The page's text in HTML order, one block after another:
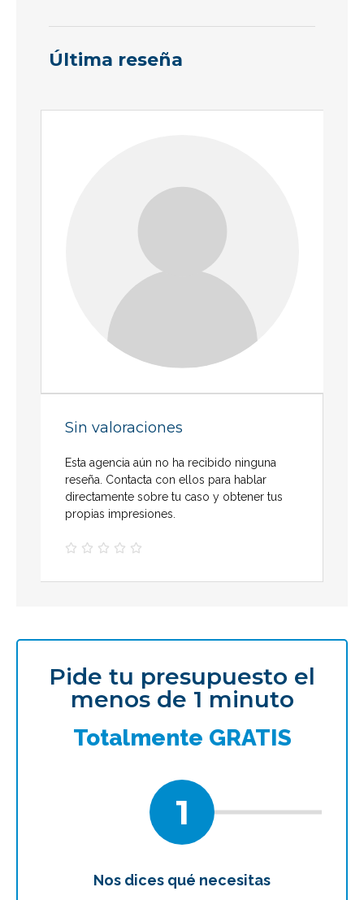
Última reseña
Sin valoraciones
Esta agencia aún no ha recibido ninguna
reseña. Contacta con ellos para hablar
directamente sobre tu caso y obtener tus
propias impresiones.
    
Pide tu presupuesto el
menos de 1 minuto
Totalmente GRATIS
1
Nos dices qué necesitas